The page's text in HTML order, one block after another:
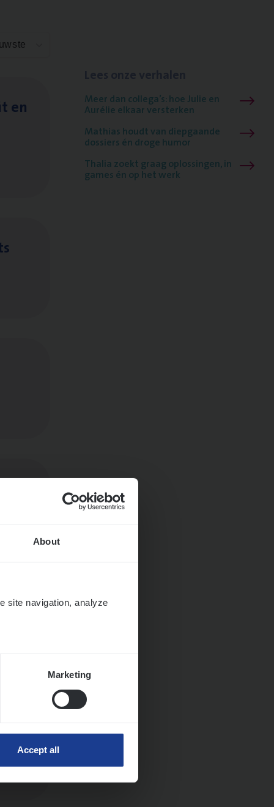
About
site navigation, analyze
Marketing
Accept all
en
Meer dan collega’s: hoe Julie en
Aurélie elkaar versterken
Mathias houdt van diepgaande
dossiers én droge humor
Thalia zoekt graag oplossingen, in
games én op het werk